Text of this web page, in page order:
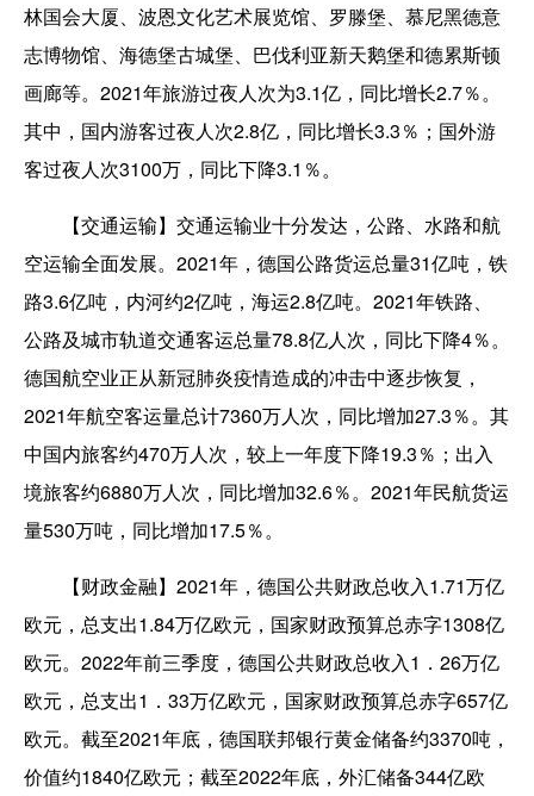
林国会大厦、波恩文化艺术展览馆、罗滕堡、慕尼黑德意
志博物馆、海德堡古城堡、巴伐利亚新天鹅堡和德累斯顿
画廊等。2021年旅游过夜人次为3.1亿，同比增长2.7％。
其中，国内游客过夜人次2.8亿，同比增长3.3％；国外游
客过夜人次3100万，同比下降3.1％。
【交通运输】交通运输业十分发达，公路、水路和航
空运输全面发展。2021年，德国公路货运总量31亿吨，铁
路3.6亿吨，内河约2亿吨，海运2.8亿吨。2021年铁路、
公路及城市轨道交通客运总量78.8亿人次，同比下降4％。
德国航空业正从新冠肺炎疫情造成的冲击中逐步恢复，
2021年航空客运量总计7360万人次，同比增加27.3％。其
中国内旅客约470万人次，较上一年度下降19.3％；出入
境旅客约6880万人次，同比增加32.6％。2021年民航货运
量530万吨，同比增加17.5％。
【财政金融】2021年，德国公共财政总收入1.71万亿
欧元，总支出1.84万亿欧元，国家财政预算总赤字1308亿
欧元。2022年前三季度，德国公共财政总收入1．26万亿
欧元，总支出1．33万亿欧元，国家财政预算总赤字657亿
欧元。截至2021年底，德国联邦银行黄金储备约3370吨，
价值约1840亿欧元；截至2022年底，外汇储备344亿欧